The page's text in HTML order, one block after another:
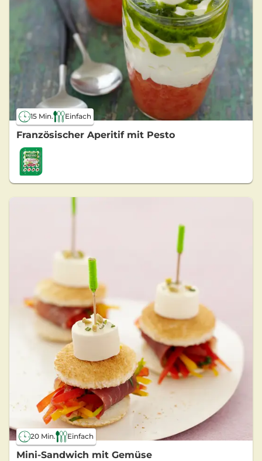
15 Min. Einfach
Französischer Aperitif mit Pesto
20 Min. Einfach
Mini-Sandwich mit Gemüse